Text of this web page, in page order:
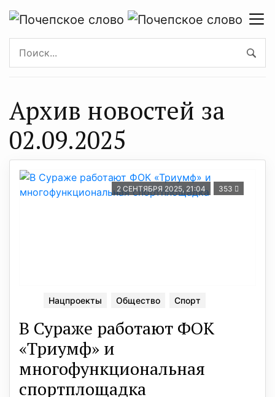
Архив новостей за
02.09.2025
2 СЕНТЯБРЯ 2025, 21:04 353
Нацпроекты Общество Спорт
В Сураже работают ФОК
«Триумф» и
многофункциональная
спортплощадка